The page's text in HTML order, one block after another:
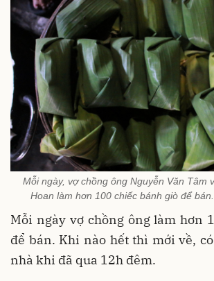
Mỗi ngày, vợ chồng ông Nguyễn Văn Tâm
Hoan làm hơn 100 chiếc bánh giò để
Mỗi ngày vợ chồng ông làm hơn
để bán. Khi nào hết thì mới về,
nhà khi đã qua 12h đêm.